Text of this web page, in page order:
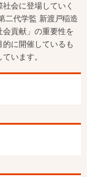
会に登場していく
二代学監 新渡戸稲造
貢献」の重要性を
に開催しているも
います。